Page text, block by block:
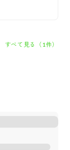
すべて見る（ 1件）